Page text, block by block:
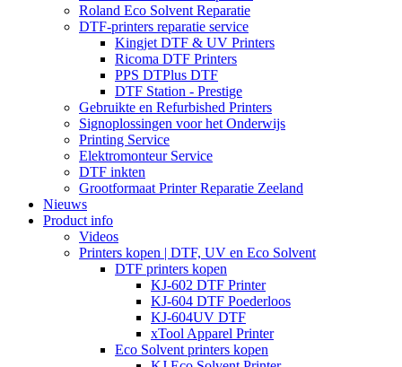
Roland Eco Solvent Reparatie
DTF-printers reparatie service
Kingjet DTF & UV Printers
Ricoma DTF Printers
PPS DTPlus DTF
DTF Station - Prestige
Gebruikte en Refurbished Printers
Signoplossingen voor het Onderwijs
Printing Service
Elektromonteur Service
DTF inkten
Grootformaat Printer Reparatie Zeeland
Nieuws
Product info
Videos
Printers kopen | DTF, UV en Eco Solvent
DTF printers kopen
KJ-602 DTF Printer
KJ-604 DTF Poederloos
KJ-604UV DTF
xTool Apparel Printer
Eco Solvent printers kopen